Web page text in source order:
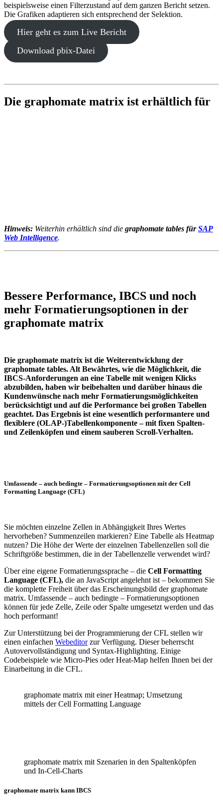
beispielsweise einen Filterzustand auf dem ganzen Bericht setzen.
Die Grafiken adaptieren sich entsprechend der Selektion.
Hier geht es zum Live Bericht
Download pbix-Datei
Die graphomate matrix ist erhältlich für
Hinweis: Weiterhin erhältlich sind die graphomate tables fürSAP
Web Intelligence.
Bessere Performance, IBCS und noch
mehr Formatierungsoptionen in der
graphomate matrix
Die graphomate matrix ist die Weiterentwicklung der
graphomate tables. Alt Bewährtes, wie die Möglichkeit, die
IBCS-Anforderungen an eine Tabelle mit wenigen Klicks
abzubilden, haben wir beibehalten und darüber hinaus die
Kundenwünsche nach mehr Formatierungsmöglichkeiten
berücksichtigt und auf die Performance bei großen Tabellen
geachtet. Das Ergebnis ist eine wesentlich performantere und
flexiblere (OLAP-)Tabellenkomponente – mit fixen Spalten-
und Zeilenköpfen und einem sauberen Scroll-Verhalten.
Umfassende – auch bedingte – Formatierungsoptionen mit der Cell
Formatting Language (CFL)
Sie möchten einzelne Zellen in Abhängigkeit Ihres Wertes
hervorheben? Summenzeilen markieren? Eine Tabelle als Heatmap
nutzen? Die Höhe der Werte der einzelnen Tabellenzellen soll die
Schriftgröße bestimmen, die in der Tabellenzelle verwendet wird?
Über eine eigene Formatierungssprache – die Cell Formatting
Language (CFL), die an JavaScript angelehnt ist – bekommen Sie
die komplette Freiheit über das Erscheinungsbild der graphomate
matrix. Umfassende – auch bedingte – Formatierungsoptionen
können für jede Zelle, Zeile oder Spalte umgesetzt werden und das
hoch performant!
Zur Unterstützung bei der Programmierung der CFL stellen wir
einen einfachen Webeditorzur Verfügung. Dieser beherrscht
Autovervollständigung und Syntax-Highlighting. Einige
Codebeispiele wie Micro-Pies oder Heat-Map helfen Ihnen bei der
Einarbeitung in die CFL.
graphomate matrix mit einer Heatmap; Umsetzung
mittels der Cell Formatting Language
graphomate matrix mit Szenarien in den Spaltenköpfen
und In-Cell-Charts
graphomate matrix kann IBCS